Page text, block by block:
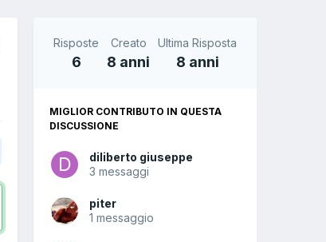
Risposte
6
Creato
8 anni
Ultima Risposta
8 anni
MIGLIOR CONTRIBUTO IN QUESTA
DISCUSSIONE
diliberto giuseppe
3 messaggi
piter
1 messaggio